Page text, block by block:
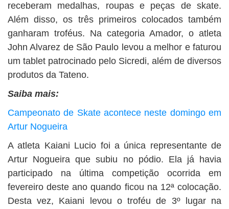
receberam medalhas, roupas e peças de skate.
Além disso, os três primeiros colocados também
ganharam troféus. Na categoria Amador, o atleta
John Alvarez de São Paulo levou a melhor e faturou
um tablet patrocinado pelo Sicredi, além de diversos
produtos da Tateno.
Saiba mais:
Campeonato de Skate acontece neste domingo em
Artur Nogueira
A atleta Kaiani Lucio foi a única representante de
Artur Nogueira que subiu no pódio. Ela já havia
participado na última competição ocorrida em
fevereiro deste ano quando ficou na 12ª colocação.
Desta vez, Kaiani levou o troféu de 3º lugar na